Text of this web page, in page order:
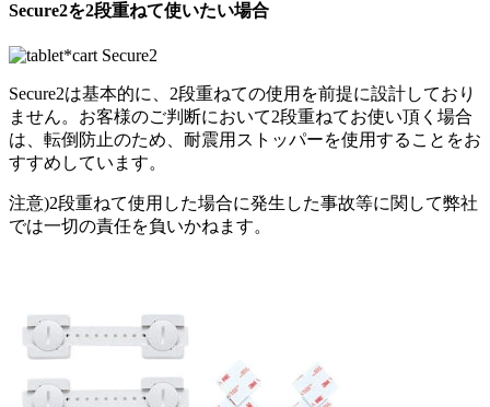
Secure2を2段重ねて使いたい場合
Secure2は基本的に、2段重ねての使用を前提に設計しており
ません。お客様のご判断において2段重ねてお使い頂く場合
は、転倒防止のため、耐震用ストッパーを使用することをお
すすめしています。
注意)2段重ねて使用した場合に発生した事故等に関して弊社
では一切の責任を負いかねます。